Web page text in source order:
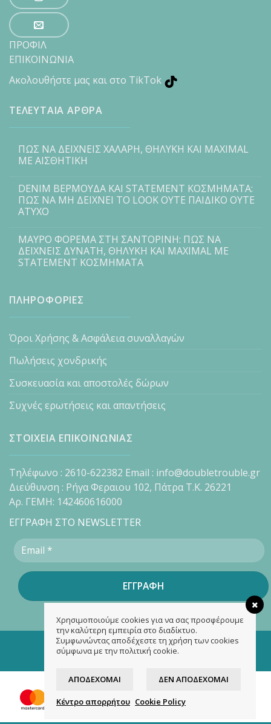
ΠΡΟΦΙΛ
ΕΠΙΚΟΙΝΩΝΙΑ
Ακολουθήστε μας και στο TikTok
ΤΕΛΕΥΤΑΙΑ ΑΡΘΡΑ
ΠΩΣ ΝΑ ΔΕΙΧΝΕΙΣ ΧΑΛΑΡΗ, ΘΗΛΥΚΗ ΚΑΙ MAXIMAL
ΜΕ ΑΙΣΘΗΤΙΚΗ
DENIM ΒΕΡΜΟΥΔΑ ΚΑΙ STATEMENT ΚΟΣΜΗΜΑΤΑ:
ΠΩΣ ΝΑ ΜΗ ΔΕΙΧΝΕΙ ΤΟ LOOK ΟΥΤΕ ΠΑΙΔΙΚΟ ΟΥΤΕ
ΑΤΥΧΟ
ΜΑΥΡΟ ΦΟΡΕΜΑ ΣΤΗ ΣΑΝΤΟΡΙΝΗ: ΠΩΣ ΝΑ
ΔΕΙΧΝΕΙΣ ΔΥΝΑΤΗ, ΘΗΛΥΚΗ ΚΑΙ MAXIMAL ΜΕ
STATEMENT ΚΟΣΜΗΜΑΤΑ
ΠΛΗΡΟΦΟΡΙΕΣ
Όροι Χρήσης & Ασφάλεια συναλλαγών
Πωλήσεις χονδρικής
Συσκευασία και αποστολές δώρων
Συχνές ερωτήσεις και απαντήσεις
ΣΤΟΙΧΕΙΑ ΕΠΙΚΟΙΝΩΝΙΑΣ
Τηλέφωνο : 2610-622382 Email : info@doubletrouble.gr
Διεύθυνση : Ρήγα Φεραιου 102, Πάτρα Τ.Κ. 26221
Αρ. ΓΕΜΗ: 142460616000
ΕΓΓΡΑΦΗ ΣΤΟ NEWSLETTER
Copyright 2026 ©doubletrouble.gr
Designed & developed by
Χρησιμοποιούμε cookies για να σας προσφέρουμε
την καλύτερη εμπειρία στο διαδίκτυο.
Συμφωνώντας αποδέχεστε τη χρήση των cookies
σύμφωνα με την πολιτική cookie.
ΑΠΟΔΈΧΟΜΑΙ ΔΕΝ ΑΠΟΔΈΧΟΜΑΙ
Κέντρο απορρήτου Cookie Policy